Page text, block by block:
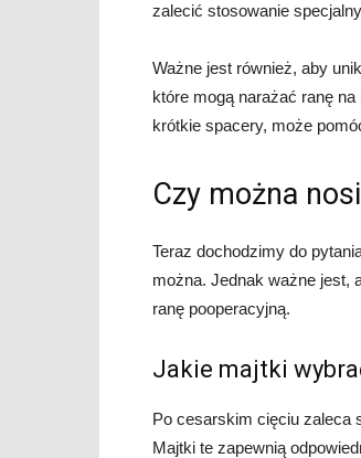
zalecić stosowanie
Ważne jest również, aby
które mogą narażać ranę
krótkie spacery, może
Czy można
Teraz dochodzimy do
można. Jednak ważne jest,
ranę pooperacyjną.
Jakie majtki
Po cesarskim cięciu zaleca
Majtki te zapewnią